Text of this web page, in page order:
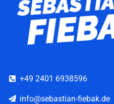
+49 2401 6938596
info@sebastian-fiebak.de